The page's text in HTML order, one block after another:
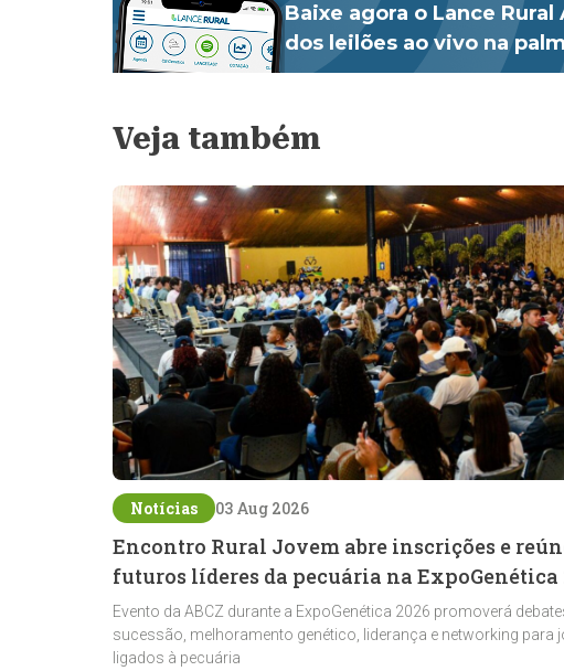
Baixe agora o Lance
dos leilões ao vivo na
Veja também
Notícias 03 Aug 2026
Encontro Rural Jovem abre inscrições e
futuros líderes da pecuária na ExpoGenética
Evento da ABCZ durante a ExpoGenética 2026 promoverá
sucessão, melhoramento genético, liderança e networking para
ligados à pecuária